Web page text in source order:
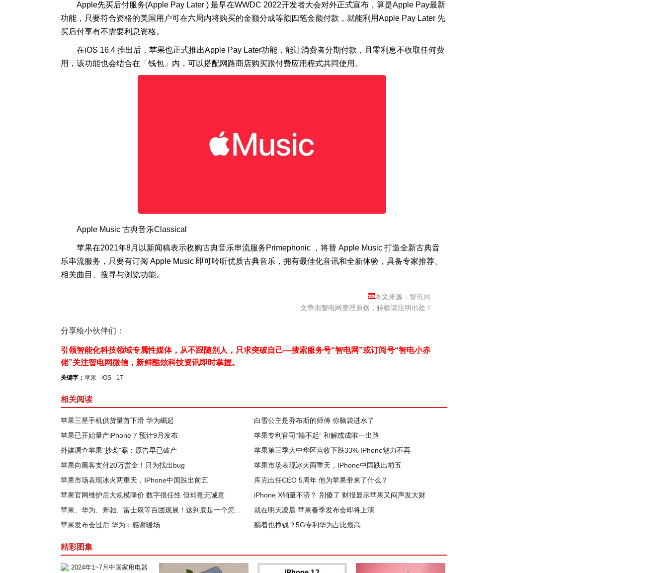
Apple先买后付服务(Apple Pay Later ) 最早在WWDC 2022开发者大会对外正式宣布，算是Apple Pay最新
功能，只要符合资格的美国用户可在六周内将购买的金额分成等额四笔金额付款，就能利用Apple Pay Later 先
买后付享有不需要利息资格。
在iOS 16.4 推出后，苹果也正式推出Apple Pay Later功能，能让消费者分期付款，且零利息不收取任何费
用，该功能也会结合在「钱包」内，可以搭配网路商店购买跟付费应用程式共同使用。
Apple Music 古典音乐Classical
苹果在2021年8月以新闻稿表示收购古典音乐串流服务Primephonic ，将替 Apple Music 打造全新古典音
乐串流服务，只要有订阅 Apple Music 即可聆听优质古典音乐，拥有最佳化音讯和全新体验，具备专家推荐、
相关曲目、搜寻与浏览功能。
本文来源： 智电网
文章由智电网整理原创，转载请注明出处！
分享给小伙伴们：
引领智能化科技领域专属性媒体，从不跟随别人，只求突破自己—搜索服务号“智电网”或订阅号“智电小赤
佬”关注智电网微信，新鲜酷炫科技资讯即时掌握。
关键字： 苹果 iOS 17
相关阅读
苹果三星手机供货量首下滑 华为崛起
白雪公主是乔布斯的师傅 你脑袋进水了
苹果已开始量产iPhone 7 预计9月发布
苹果专利官司“输不起” 和解或成唯一出路
外媒调查苹果"抄袭"案：原告早已破产
苹果第三季大中华区营收下跌33% IPhone魅力不再
苹果向黑客支付20万赏金！只为找出bug
苹果市场表现冰火两重天，IPhone中国跌出前五
苹果市场表现冰火两重天，IPhone中国跌出前五
库克出任CEO 5周年 他为苹果带来了什么？
苹果官网维护后大规模降价 数字很任性 但却毫无诚意
iPhone X销量不济？ 别傻了 财报显示苹果又闷声发大财
苹果、华为、奔驰、富士康等百团观展！这到底是一个怎....
就在明天凌晨 苹果春季发布会即将上演
苹果发布会过后 华为：感谢暖场
躺着也挣钱？5G专利华为占比最高
精彩图集